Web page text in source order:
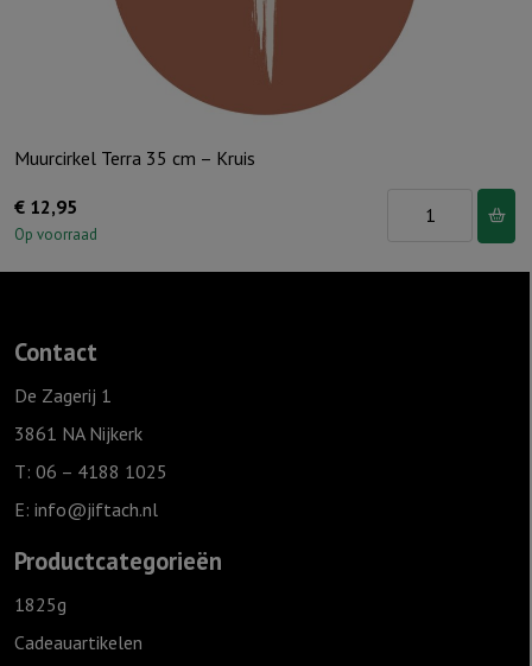
aantal
Muurcirkel Terra 35 cm – Kruis
€ 12,95
Op voorraad
35
Contact
De Zagerij 1
3861 NA Nijkerk
T: 06 – 4188 1025
E: info@jiftach.nl
Productcategorieën
1825g
Cadeauartikelen